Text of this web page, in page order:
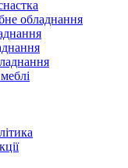
обладнання